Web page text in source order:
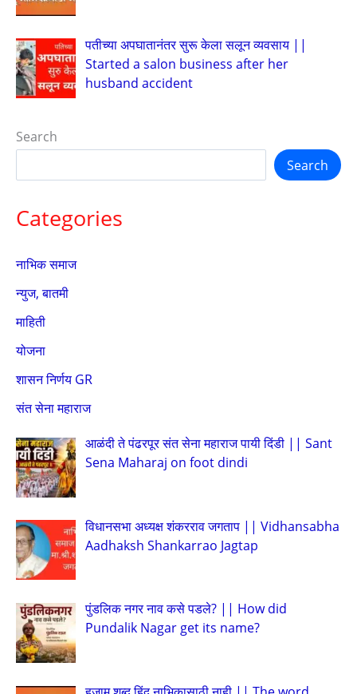
पतीच्या अपघातानंतर सुरू केला सलून व्यवसाय ||
Started a salon business after her
husband accident
Search
Search
Categories
नाभिक समाज
न्युज, बातमी
माहिती
योजना
शासन निर्णय GR
संत सेना महाराज
आळंदी ते पंढरपूर संत सेना महाराज पायी दिंडी || Sant
Sena Maharaj on foot dindi
विधानसभा अध्यक्ष शंकरराव जगताप || Vidhansabha
Aadhaksh Shankarrao Jagtap
पुंडलिक नगर नाव कसे पडले? || How did
Pundalik Nagar get its name?